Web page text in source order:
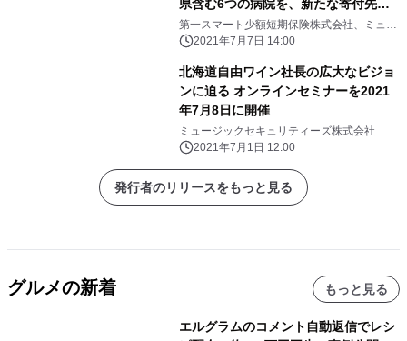
県含む6つの病院を、新たな寄付先に
追加―
第一スマート少額短期保険株式会社、ミュー
ジックセキュリティーズ株式会社
2021年7月7日 14:00
北海道自由ワイン社長の広大なビジョ
ンに迫る オンラインセミナーを2021
年7月8日に開催
ミュージックセキュリティーズ株式会社
2021年7月1日 12:00
発行者のリリースをもっと見る
グルメの新着 もっと見る
エルグラムのコメント自動返信でレシ